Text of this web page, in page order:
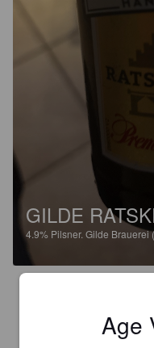
GILDE
4.9% Pilsner. Gilde Brauerei
DAMLOCAge